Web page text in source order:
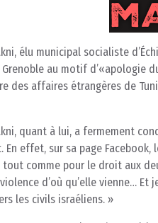
élu municipal socialiste
au motif d’«apologie
des affaires étrangères de
quant à lui, a fermement
En effet, sur sa page
comme pour le droit aux
d’où qu’elle vienne…
les civils israéliens. »